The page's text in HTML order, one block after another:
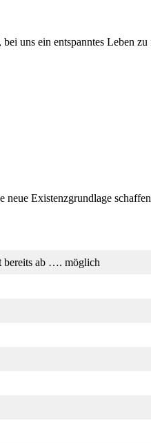
uns ein entspanntes Leben zu
Existenzgrundlage
bereits ab …. möglich